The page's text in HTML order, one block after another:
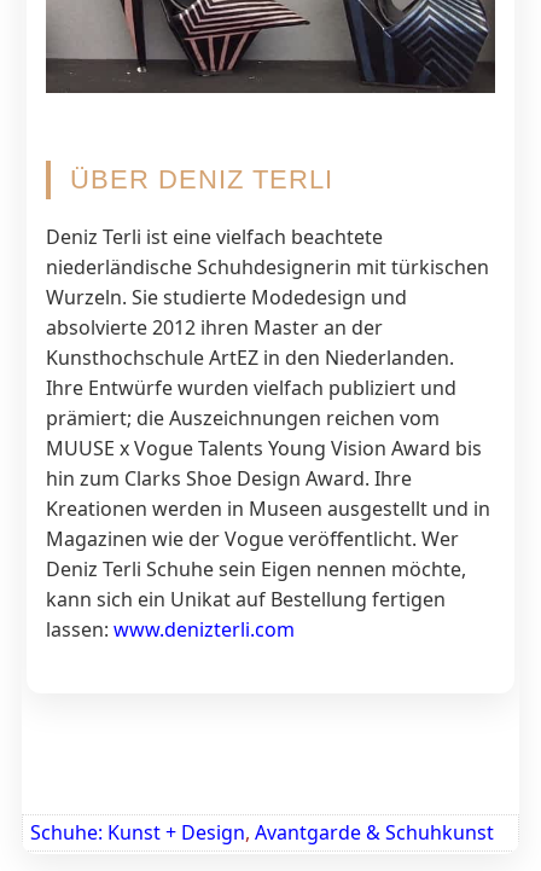
ÜBER DENIZ TERLI
Deniz Terli ist eine vielfach beachtete
niederländische Schuhdesignerin mit türkischen
Wurzeln. Sie studierte Modedesign und
absolvierte 2012 ihren Master an der
Kunsthochschule ArtEZ in den Niederlanden.
Ihre Entwürfe wurden vielfach publiziert und
prämiert; die Auszeichnungen reichen vom
MUUSE x Vogue Talents Young Vision Award bis
hin zum Clarks Shoe Design Award. Ihre
Kreationen werden in Museen ausgestellt und in
Magazinen wie der Vogue veröffentlicht. Wer
Deniz Terli Schuhe sein Eigen nennen möchte,
kann sich ein Unikat auf Bestellung fertigen
lassen: www.denizterli.com
Schuhe: Kunst + Design, Avantgarde & Schuhkunst